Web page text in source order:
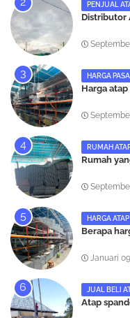
PENJUAL
Distributor
HARGA
Harga
RUMAH
Rumah
HARGA
Berapa
Januari
JUAL BELI
Atap